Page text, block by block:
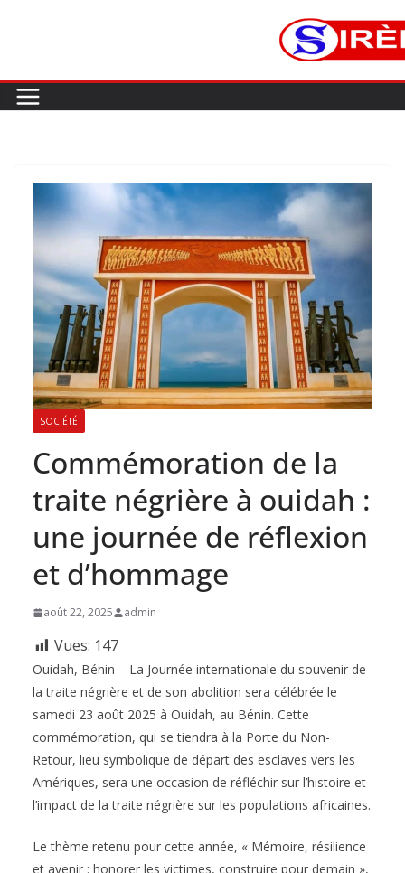
SOCIÉTÉ
Commémoration de la
traite négrière à ouidah :
une journée de réflexion
et d’hommage
août 22, 2025 admin
Vues: 147
Ouidah, Bénin – La Journée internationale du souvenir de
la traite négrière et de son abolition sera célébrée le
samedi 23 août 2025 à Ouidah, au Bénin. Cette
commémoration, qui se tiendra à la Porte du Non-
Retour, lieu symbolique de départ des esclaves vers les
Amériques, sera une occasion de réfléchir sur l’histoire et
l’impact de la traite négrière sur les populations africaines.
Le thème retenu pour cette année, « Mémoire, résilience
et avenir : honorer les victimes, construire pour demain »,